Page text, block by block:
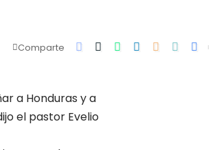
Comparte
a Honduras y a
el pastor Evelio